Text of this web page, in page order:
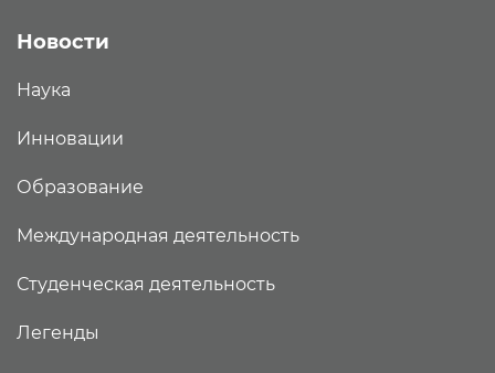
Новости
Наука
Инновации
Образование
Международная деятельность
Студенческая деятельность
Легенды